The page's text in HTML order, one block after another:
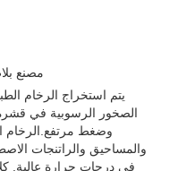
مصنع
يتم استخراج الرخام
الصخور الرسوبية في
وضغط مرتفع.الرخام
والمساحيق والراتنجات
في درجات حرارة عالية.